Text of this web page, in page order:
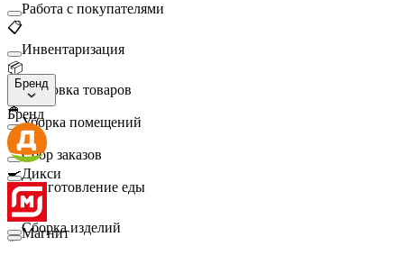
Работа с покупателями
📋
Инвентаризация
📦
Упаковка товаров
🧹
Уборка помещений
🛒
Сбор заказов
🍳
Приготовление еды
🛠️
Сборка изделий
☕
Бренд
Бренд
Дикси
Магнит